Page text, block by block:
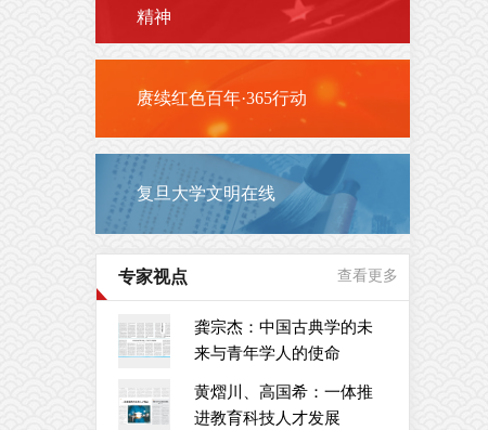
精神
赓续红色百年·365行动
复旦大学文明在线
专家视点 查看更多
龚宗杰：中国古典学的未
来与青年学人的使命
黄熠川、高国希：一体推
进教育科技人才发展